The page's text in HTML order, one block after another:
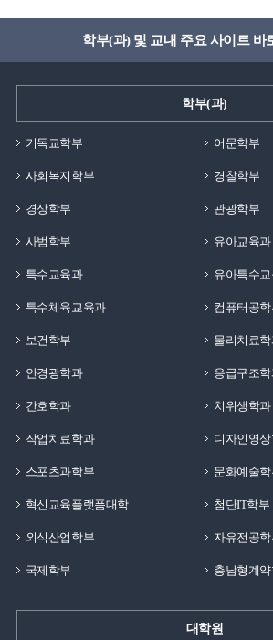
학부(과) 및 교내 주요 사이트 바
학부(과)
기독교학부 어문학부
사회복지학부 경찰학부
경상학부 관광학부
사범학부 유아교육과
특수교육과 유아특수
특수체육교육과 컴퓨터공학
보건학부 물리치료
안경광학과 응급구조
간호학과 치위생학과
작업치료학과 디자인영
스포츠과학부 문화예술학
혁신교육플랫폼대학 첨단IT학부
외식산업학부 자유전공학
국제학부 충남형계
대학원